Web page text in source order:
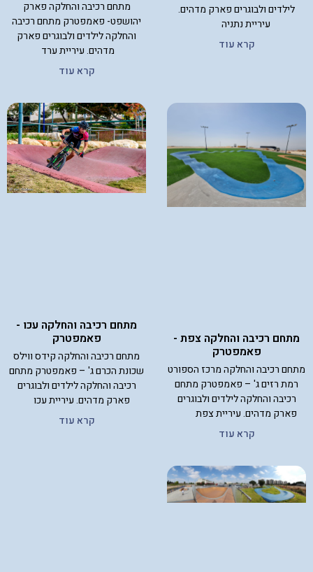
לילדים ולבוגרים פארק מדהים.
עיריית נתניה
קרא עוד
מתחם רכיבה והחלקה פארק
יהושפט- פאמפטרק מתחם רכיבה
והחלקה לילדים ולבוגרים פארק
מדהים. עיריית ערד
קרא עוד
מתחם רכיבה והחלקה צפת -
פאמפטרק
מתחם רכיבה והחלקה מרכז הספורט
רמת רזים ג' – פאמפטרק מתחם
רכיבה והחלקה לילדים ולבוגרים
פארק מדהים. עיריית צפת
קרא עוד
מתחם רכיבה והחלקה עכו -
פאמפטרק
מתחם רכיבה והחלקה קידס ווילס
שכונת הכרם ג' – פאמפטרק מתחם
רכיבה והחלקה לילדים ולבוגרים
פארק מדהים. עיריית עכו
קרא עוד